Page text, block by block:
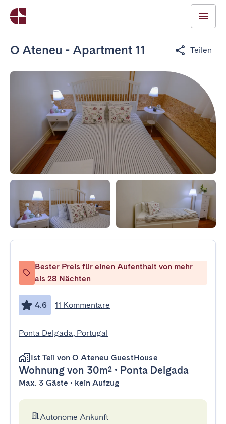
O Ateneu - Apartment 11 Teilen
Bester Preis für einen Aufenthalt von mehr
als 28 Nächten
4.6 11 Kommentare
Ponta Delgada, Portugal
Ist Teil von O Ateneu GuestHouse
Wohnung von 30m² • Ponta Delgada
Max. 3 Gäste • kein Aufzug
Autonome Ankunft